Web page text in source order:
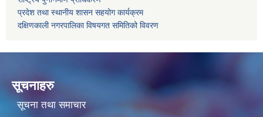
प्रदेश तथा स्थानीय शासन सहयोग कार्यक्रम
दक्षिणकाली नगरपालिका विषयगत समितिको विवरण
सूचनाहरु
सूचना तथा समाचार